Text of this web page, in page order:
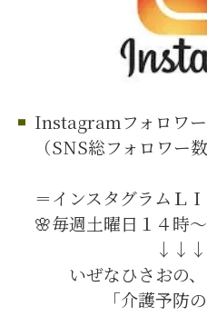
Instagramフォロワ
（SNS総フォロワー
＝インスタグラムＬ
🌸毎週土曜日１４時
↓↓↓
いぜなひさおの、
「介護予防の